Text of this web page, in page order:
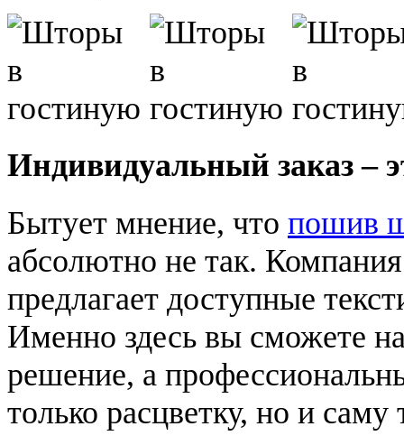
Индивидуальный заказ –
Бытует мнение, что пошив
абсолютно не так.
предлагает доступные
Именно здесь вы сможете
решение, а
только расцветку, но и